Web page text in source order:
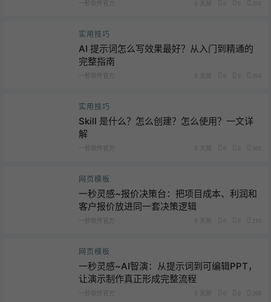
一秒软件官方 5 天前
实用技巧
AI 提示词怎么写效果最好？从入门到精通的
完整指南
一秒软件官方 5 天前 264
实用技巧
Skill 是什么？怎么创建？怎么使用？一文详
解
一秒软件官方 5 天前 301
网页模板
一秒灵感~报价决策台：把项目成本、利润和
客户报价放进同一套决策逻辑
一秒软件官方 5 天前 210
网页模板
一秒灵感~AI智演：从提示词到可编辑PPT，
让演示制作真正形成完整流程
一秒软件官方 5 天前